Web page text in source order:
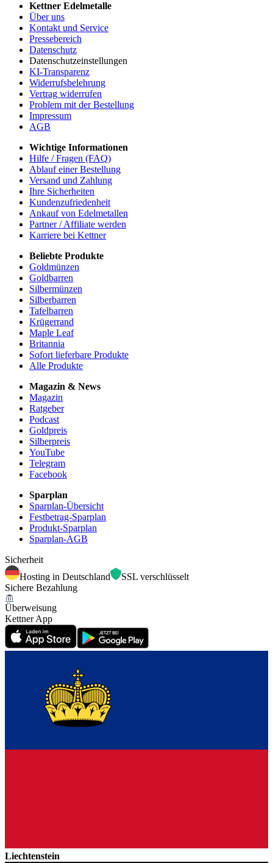
Kettner Edelmetalle
Über uns
Kontakt und Service
Pressebereich
Datenschutz
Datenschutzeinstellungen
KI-Transparenz
Widerrufsbelehrung
Vertrag widerrufen
Problem mit der Bestellung
Impressum
AGB
Wichtige Informationen
Hilfe / Fragen (FAQ)
Ablauf einer Bestellung
Versand und Zahlung
Ihre Sicherheiten
Kundenzufriedenheit
Ankauf von Edelmetallen
Partner / Affiliate werden
Karriere bei Kettner
Beliebte Produkte
Goldmünzen
Goldbarren
Silbermünzen
Silberbarren
Tafelbarren
Krügerrand
Maple Leaf
Britannia
Sofort lieferbare Produkte
Alle Produkte
Magazin & News
Magazin
Ratgeber
Podcast
Goldpreis
Silberpreis
YouTube
Telegram
Facebook
Sparplan
Sparplan-Übersicht
Festbetrag-Sparplan
Produkt-Sparplan
Sparplan-AGB
Sicherheit
Hosting in Deutschland
SSL verschlüsselt
Sichere Bezahlung
Überweisung
Kettner App
Liechtenstein